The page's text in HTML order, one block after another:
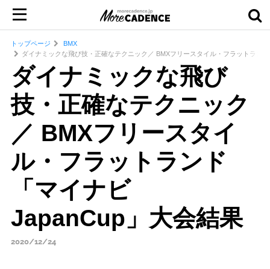
トップページ
BMX
ダイナミックな飛び技・正確なテクニック／ BMXフリースタイル・フラットラン
ダイナミックな飛び
技・正確なテクニック
／ BMXフリースタイ
ル・フラットランド
「マイナビ
JapanCup」大会結果
2020/12/24